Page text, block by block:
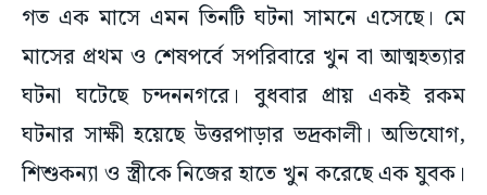
গত এক মাসে এমন তিনটি ঘটনা সামনে এসেছে। মে
মাসের প্রথম ও শেষপর্বে সপরিবারে খুন বা আত্মহত্যার
ঘটনা ঘটেছে চন্দননগরে। বুধবার প্রায় একই রকম
ঘটনার সাক্ষী হয়েছে উত্তরপাড়ার ভদ্রকালী। অভিযোগ,
শিশুকন্যা ও স্ত্রীকে নিজের হাতে খুন করেছে এক যুবক।